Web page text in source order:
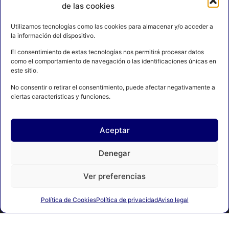
de las cookies
Utilizamos tecnologías como las cookies para almacenar y/o acceder a
la información del dispositivo.
El consentimiento de estas tecnologías nos permitirá procesar datos
como el comportamiento de navegación o las identificaciones únicas en
este sitio.
No consentir o retirar el consentimiento, puede afectar negativamente a
ciertas características y funciones.
Aceptar
Denegar
Ver preferencias
Política de CookiesPolítica de privacidadAviso legal
AVISO LEGAL
POLÍTICA DE PRIVACIDAD
© 2024 FEDERACIÓN ESPAÑOLA DE BOXEO. C/ FERRAZ, 16 1º
DRCHA. 28008 Madrid | DESARROLLADO POR TOOOLS.